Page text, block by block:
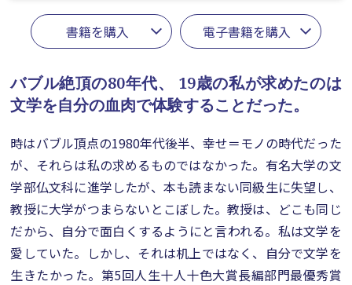
書籍を購入 電子書籍を購入
バブル絶頂の80年代、
19歳の私が求めたのは
文学を自分の血肉で体験することだった。
時はバブル頂点の1980年代後半、幸せ＝モノの時代だった
が、それらは私の求めるものではなかった。有名大学の文
学部仏文科に進学したが、本も読まない同級生に失望し、
教授に大学がつまらないとこぼした。教授は、どこも同じ
だから、自分で面白くするようにと言われる。私は文学を
愛していた。しかし、それは机上ではなく、自分で文学を
生きたかった。第5回人生十人十色大賞長編部門最優秀賞